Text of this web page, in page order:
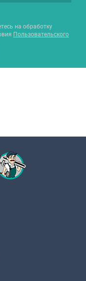
на обработку
Пользовательского